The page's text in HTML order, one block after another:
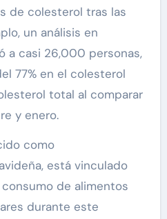
de colesterol tras las
un análisis en
a casi 26,000 personas,
77% en el colesterol
total al comparar
y enero.
como
está vinculado
de alimentos
durante este